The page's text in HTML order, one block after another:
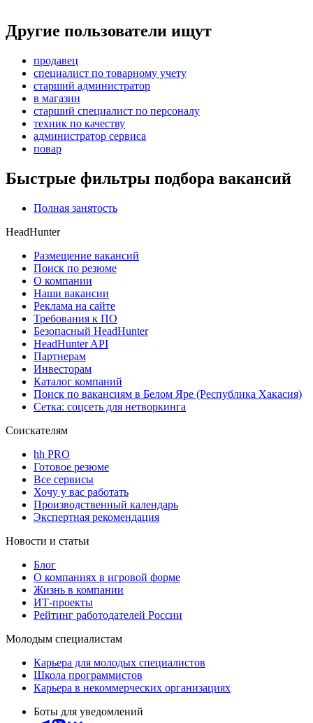
Другие пользователи ищут
продавец
специалист по товарному учету
старший администратор
в магазин
старший специалист по персоналу
техник по качеству
администратор сервиса
повар
Быстрые фильтры подбора вакансий
Полная занятость
HeadHunter
Размещение вакансий
Поиск по резюме
О компании
Наши вакансии
Реклама на сайте
Требования к ПО
Безопасный HeadHunter
HeadHunter API
Партнерам
Инвесторам
Каталог компаний
Поиск по вакансиям в Белом Яре (Республика Хакасия)
Сетка: соцсеть для нетворкинга
Соискателям
hh PRO
Готовое резюме
Все сервисы
Хочу у вас работать
Производственный календарь
Экспертная рекомендация
Новости и статьи
Блог
О компаниях в игровой форме
Жизнь в компании
ИТ-проекты
Рейтинг работодателей России
Молодым специалистам
Карьера для молодых специалистов
Школа программистов
Карьера в некоммерческих организациях
Боты для уведомлений